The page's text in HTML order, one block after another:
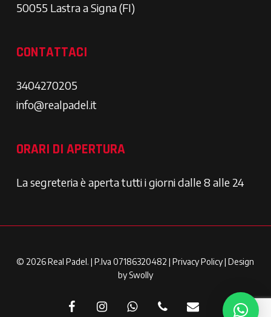
50055 Lastra a Signa (FI)
CONTATTACI
3404270205
info@realpadel.it
ORARI DI APERTURA
La segreteria è aperta tutti i giorni dalle 8 alle 24
© 2026 Real Padel. | P.Iva 07186320482 |Privacy Policy| Design
bySwolly
facebookinstagramwhatsappphone email